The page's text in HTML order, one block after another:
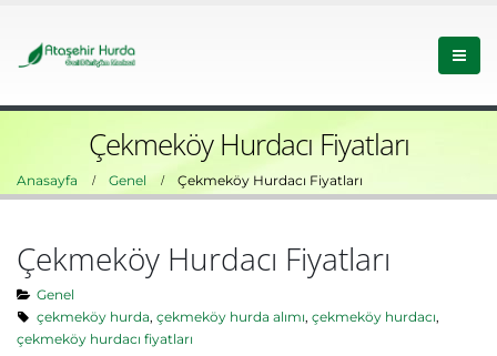
Çekmeköy Hurdacı Fiyatları
Anasayfa Genel Çekmeköy Hurdacı Fiyatları
Çekmeköy Hurdacı Fiyatları
Genel
çekmeköy hurda, çekmeköy hurda alımı, çekmeköy hurdacı,
çekmeköy hurdacı fiyatları